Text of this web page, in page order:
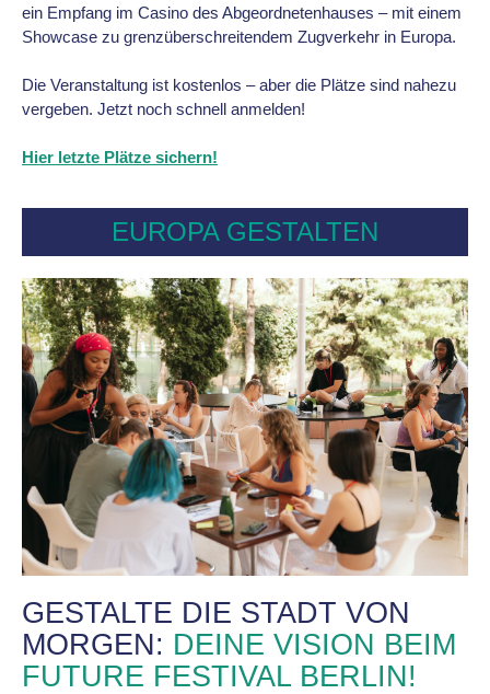
ein Empfang im Casino des Abgeordnetenhauses – mit einem
Showcase zu grenzüberschreitendem Zugverkehr in Europa.
Die Veranstaltung ist kostenlos – aber die Plätze sind nahezu
vergeben. Jetzt noch schnell anmelden!
Hier letzte Plätze sichern!
EUROPA GESTALTEN
GESTALTE DIE STADT VON
MORGEN: DEINE VISION BEIM
FUTURE FESTIVAL BERLIN!